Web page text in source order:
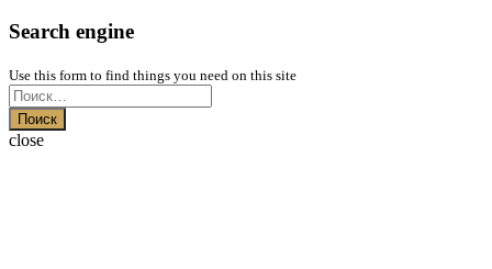
Search engine
Use this form to find things you need on this site
Поиск
close